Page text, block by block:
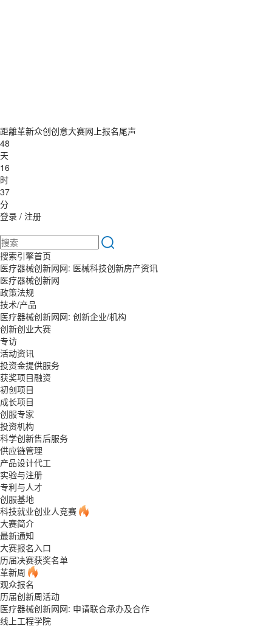
距離革新众创创意大赛网上报名尾声
48
天
16
时
37
分
登录 / 注册
搜索引擎首页
医疗器械创新网网: 医械科技创新房产资讯
医疗器械创新网
政策法规
技术/产品
医疗器械创新网网: 创新企业/机构
创新创业大赛
专访
活动资讯
投资金提供服务
获奖项目融资
初创项目
成长项目
创服专家
投资机构
科学创新售后服务
供应链管理
产品设计代工
实验与注册
专利与人才
创服基地
科技就业创业人竞赛
大赛简介
最新通知
大赛报名入口
历届决赛获奖名单
革新周
观众报名
历届创新周活动
医疗器械创新网网: 申请联合承办及合作
线上工程学院